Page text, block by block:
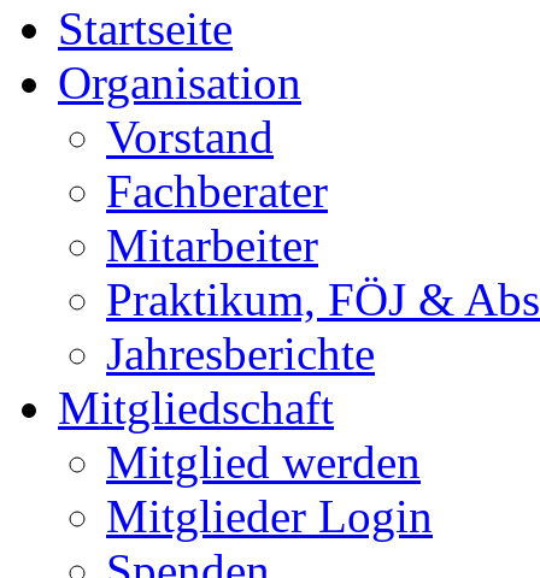
Startseite
Organisation
Vorstand
Fachberater
Mitarbeiter
Praktikum, FÖJ &
Jahresberichte
Mitgliedschaft
Mitglied werden
Mitglieder Login